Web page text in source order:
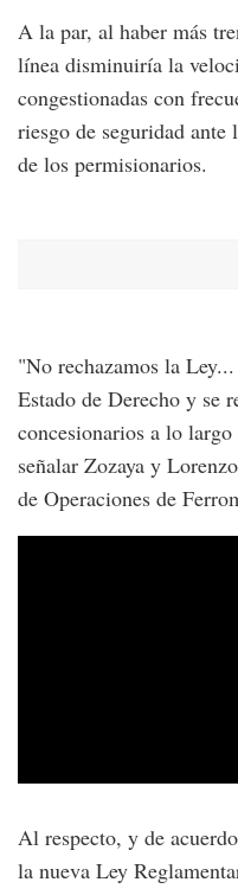
A la par, al haber más
línea disminuiría la
congestionadas con
riesgo de seguridad
de los permisionarios.
"No rechazamos la
Estado de Derecho y se
concesionarios a lo
señalar Zozaya y
de Operaciones de
Al respecto, y de
la nueva Ley